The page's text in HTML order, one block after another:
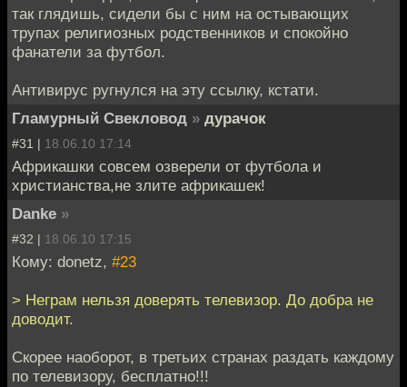
так глядишь, сидели бы с ним на остывающих
трупах религиозных родственников и спокойно
фанатели за футбол.
Антивирус ругнулся на эту ссылку, кстати.
Гламурный Свекловод » дурачок
#31 | 18.06.10 17:14
Африкашки совсем озверели от футбола и
христианства,не злите африкашек!
Danke »
#32 | 18.06.10 17:15
Кому: donetz, #23
> Неграм нельзя доверять телевизор. До добра не
доводит.
Скорее наоборот, в третьих странах раздать каждому
по телевизору, бесплатно!!!